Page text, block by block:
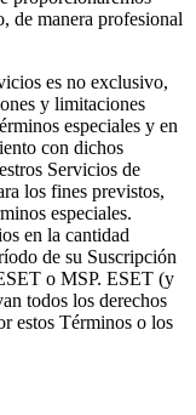
de manera profesional
es no exclusivo,
y limitaciones
especiales y en
con dichos
Servicios de
los fines previstos,
especiales.
en la cantidad
de su Suscripción
o MSP. ESET (y
todos los derechos
estos Términos o los